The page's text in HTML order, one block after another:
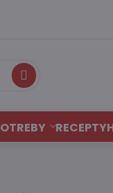
Hľadať
RECEPTY